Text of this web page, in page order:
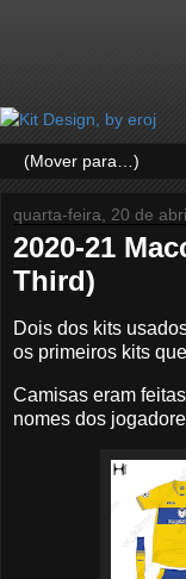
quarta-feira, 20 de
2020-21
Third)
Dois dos kits
os primeiros kits
Camisas eram
nomes dos